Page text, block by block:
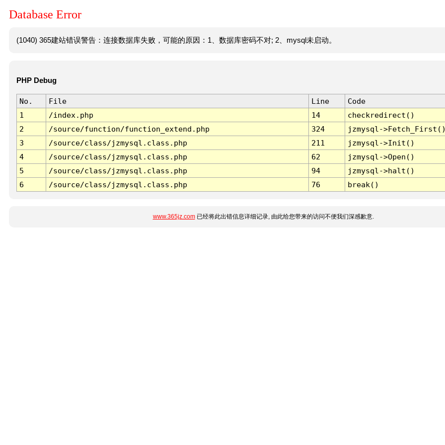
Database Error
(1040) 365建站错误警告：连接数据库失败，可能的原因：1、数据库密码不对; 2、mysql未启动。
PHP Debug
No. File Line
Code
1
/index.php 14
checkredirect()
2
/source/function/function_extend.php 324
jzmysql-
3
/source/class/jzmysql.class.php 211
jzmysql->Init()
4
/source/class/jzmysql.class.php 62
jzmysql->Open()
5
/source/class/jzmysql.class.php 94
jzmysql->halt()
6
/source/class/jzmysql.class.php 76 break()
www.365jz.com已经将此出错信息详细记录, 由此给您带来的访问不便我们深感歉意.